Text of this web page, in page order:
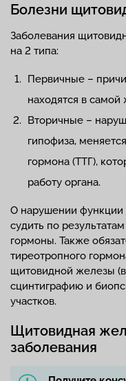
Болезни
Заболевания
на 2 типа:
Первичные –
находятся в самой
Вторичные –
гипофиза,
гормона (ТТГ),
работу органа.
О нарушении функции
судить по
гормоны. Также
тиреотропного
щитовидной железы
сцинтиграфию и
участков.
Щитовидная
заболевания